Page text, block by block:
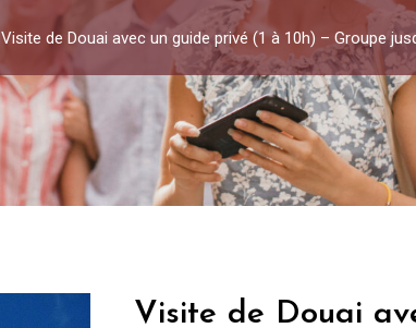
Visite de Douai avec un guide privé (1 à 10h) – Groupe
Visite de Douai